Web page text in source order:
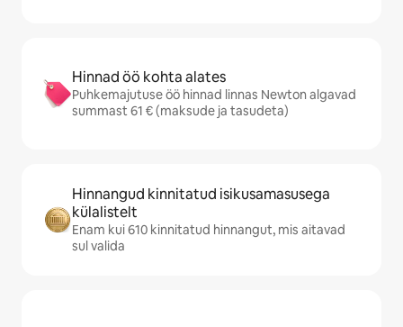
Hinnad öö kohta alates
Puhkemajutuse öö hinnad linnas Newton algavad
summast 61 € (maksude ja tasudeta)
Hinnangud kinnitatud isikusamasusega
külalistelt
Enam kui 610 kinnitatud hinnangut, mis aitavad
sul valida